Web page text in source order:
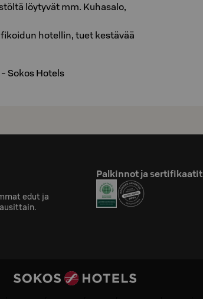
löytyvät mm. Kuhasalo,
hotellin, tuet kestävää
- Sokos Hotels
edut ja
Palkinnot ja sertifikaatit